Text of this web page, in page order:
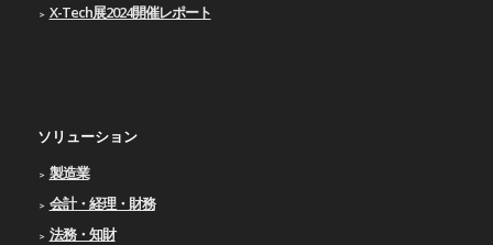
X-Tech展2024開催レポート
ソリューション
製造業
会計・経理・財務
法務・知財